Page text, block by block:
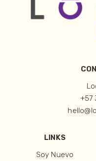
+57
LINKS
Soy Nuevo